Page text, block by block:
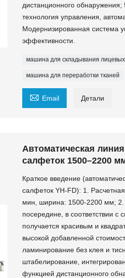
дистанционного
технология управления,
Модернизированная система
эффективности.
машина для складывания
машина для переработки тканей
 Email Детали
Автоматическая
салфеток 1500–2200
Краткое введение
салфеток YH-FD): 1.
мин, ширина: 1500-2200 мм; 2.
посередине, в соответствии с
получается красивым и
высокой добавленной
ламинирование без клея и
штабелирование,
функцией дистанционного